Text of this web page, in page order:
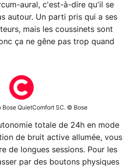
aural, c'est-à-dire qu'il se
autour. Un parti pris qui a ses
mais les coussinets sont
ça ne gêne pas trop quand
Bose QuietComfort SC. © Bose
totale de 24h en mode
de bruit active allumée, vous
de longues sessions. Pour les
par des boutons physiques